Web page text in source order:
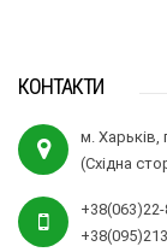
КОНТАКТИ
м. Харьків,
(Східна